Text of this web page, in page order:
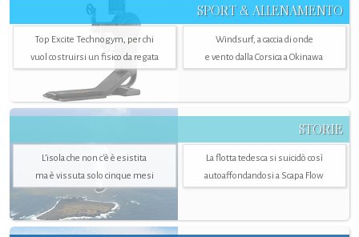
SPORT & ALLENAMENTO
Top Excite Technogym, per chi
vuol costruirsi un fisico da regata
Windsurf, a caccia di onde
e vento dalla Corsica a Okinawa
STORIE
L’isola che non c'è è esistita
ma è vissuta solo cinque mesi
La flotta tedesca si suicidò così
autoaffondandosi a Scapa Flow